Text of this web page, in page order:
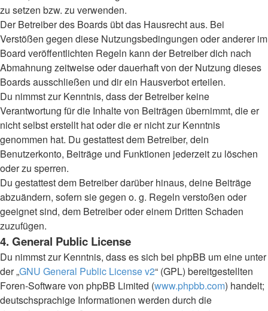
zu setzen bzw. zu verwenden.
Der Betreiber des Boards übt das Hausrecht aus. Bei
Verstößen gegen diese Nutzungsbedingungen oder anderer im
Board veröffentlichten Regeln kann der Betreiber dich nach
Abmahnung zeitweise oder dauerhaft von der Nutzung dieses
Boards ausschließen und dir ein Hausverbot erteilen.
Du nimmst zur Kenntnis, dass der Betreiber keine
Verantwortung für die Inhalte von Beiträgen übernimmt, die er
nicht selbst erstellt hat oder die er nicht zur Kenntnis
genommen hat. Du gestattest dem Betreiber, dein
Benutzerkonto, Beiträge und Funktionen jederzeit zu löschen
oder zu sperren.
Du gestattest dem Betreiber darüber hinaus, deine Beiträge
abzuändern, sofern sie gegen o. g. Regeln verstoßen oder
geeignet sind, dem Betreiber oder einem Dritten Schaden
zuzufügen.
4. General Public License
Du nimmst zur Kenntnis, dass es sich bei phpBB um eine unter
der „GNU General Public License v2“ (GPL) bereitgestellten
Foren-Software von phpBB Limited (www.phpbb.com) handelt;
deutschsprachige Informationen werden durch die